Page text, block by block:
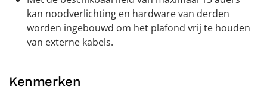
kan noodverlichting en hardware van derden
worden ingebouwd om het plafond vrij te houden
van externe kabels.
Kenmerken